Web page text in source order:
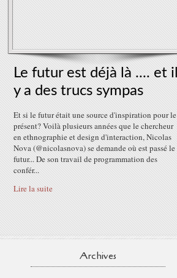
Le futur est déjà là .... et il
y a des trucs sympas
Et si le futur était une source d'inspiration pour le
présent? Voilà plusieurs années que le chercheur
en ethnographie et design d'interaction, Nicolas
Nova (@nicolasnova) se demande où est passé le
futur... De son travail de programmation des
confér...
Lire la suite
Archives